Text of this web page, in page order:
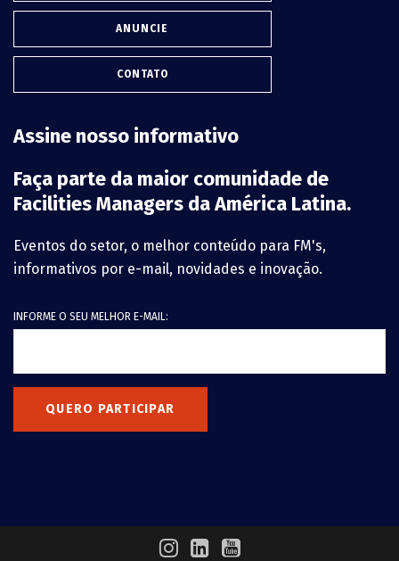
ANUNCIE
CONTATO
Assine nosso informativo
Faça parte da maior comunidade de
Facilities Managers da América Latina.
Eventos do setor, o melhor conteúdo para FM's,
informativos por e-mail, novidades e inovação.
INFORME O SEU MELHOR E-MAIL:
QUERO PARTICIPAR